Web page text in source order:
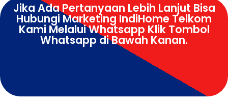
Jika Ada Pertanyaan Lebih Lanjut Bisa
Hubungi Marketing IndiHome Telkom
Kami Melalui Whatsapp Klik Tombol
Whatsapp di Bawah Kanan.